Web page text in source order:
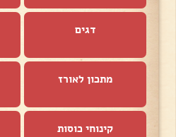
דגים
מתכון לאורז
קינוחי כוסות